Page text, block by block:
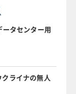
ータセンター用
ライナの無人